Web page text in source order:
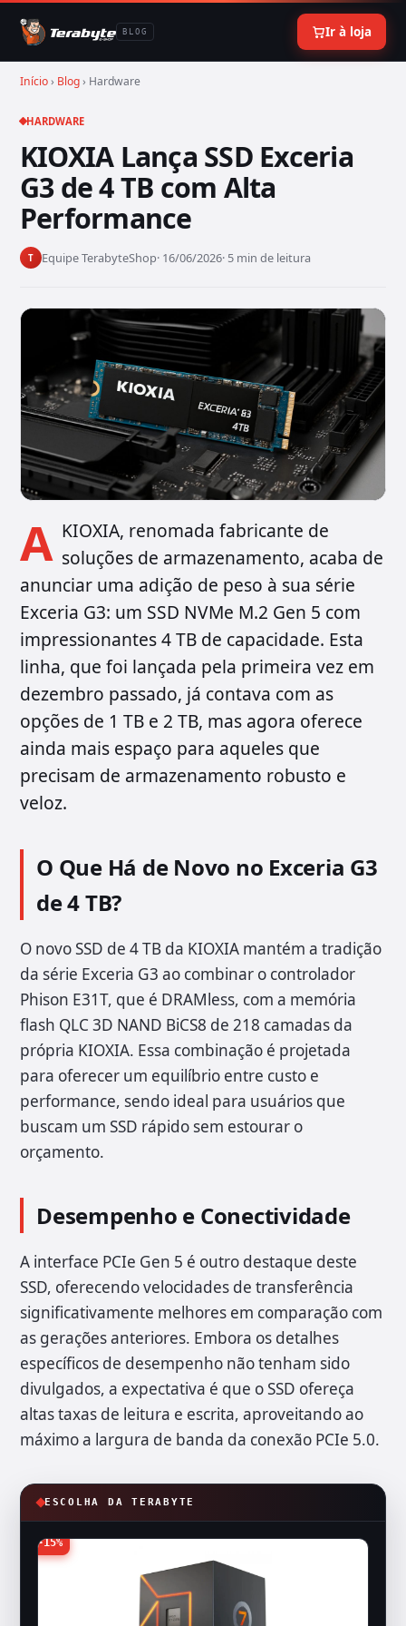
BLOG Ir à loja
Início› Blog› Hardware
HARDWARE
KIOXIA Lança SSD Exceria
G3 de 4 TB com Alta
Performance
T Equipe TerabyteShop· 16/06/2026· 5 min de leitura
A KIOXIA, renomada fabricante de
soluções de armazenamento, acaba de
anunciar uma adição de peso à sua série
Exceria G3: um SSD NVMe M.2 Gen 5 com
impressionantes 4 TB de capacidade. Esta
linha, que foi lançada pela primeira vez em
dezembro passado, já contava com as
opções de 1 TB e 2 TB, mas agora oferece
ainda mais espaço para aqueles que
precisam de armazenamento robusto e
veloz.
O Que Há de Novo no Exceria G3
de 4 TB?
O novo SSD de 4 TB da KIOXIA mantém a tradição
da série Exceria G3 ao combinar o controlador
Phison E31T, que é DRAMless, com a memória
flash QLC 3D NAND BiCS8 de 218 camadas da
própria KIOXIA. Essa combinação é projetada
para oferecer um equilíbrio entre custo e
performance, sendo ideal para usuários que
buscam um SSD rápido sem estourar o
orçamento.
Desempenho e Conectividade
A interface PCIe Gen 5 é outro destaque deste
SSD, oferecendo velocidades de transferência
significativamente melhores em comparação com
as gerações anteriores. Embora os detalhes
específicos de desempenho não tenham sido
divulgados, a expectativa é que o SSD ofereça
altas taxas de leitura e escrita, aproveitando ao
máximo a largura de banda da conexão PCIe 5.0.
ESCOLHA DA TERABYTE
-15%